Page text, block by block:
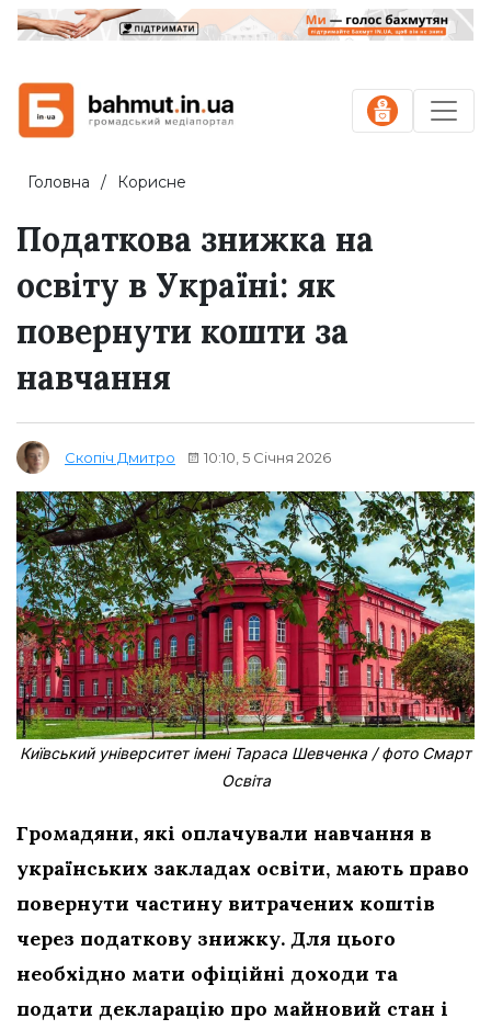
Головна Корисне
Податкова знижка на
освіту в Україні: як
повернути кошти за
навчання
Скопіч Дмитро 10:10, 5 Січня 2026
Київський університет імені Тараса Шевченка / фото Смарт
Освіта
Громадяни, які оплачували навчання в
українських закладах освіти, мають право
повернути частину витрачених коштів
через податкову знижку. Для цього
необхідно мати офіційні доходи та
подати декларацію про майновий стан і